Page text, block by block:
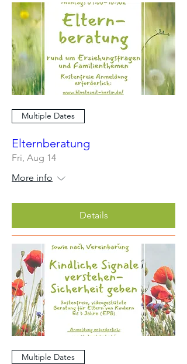
Multiple Dates
Elternberatung
Fri, Aug 14
More info
Details
Multiple Dates